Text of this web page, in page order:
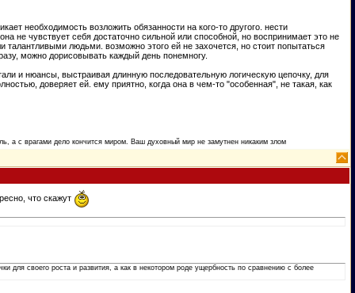
необходимость возложить обязанности на кого-то другого. нести
не чувствует себя достаточно сильной или способной, но воспринимает это не
людьми. возможно этого ей не захочется, но стоит попытаться
можно дорисовывать каждый день понемногу.
и нюансы, выстраивая длинную последовательную логическую цепочку, для
доверяет ей. ему приятно, когда она в чем-то "особенная", не такая, как
а с врагами дело кончится миром. Ваш духовный мир не замутнен никаким злом
что скажут
для своего роста и развития, а как в некотором роде ущербность по сравнению с более